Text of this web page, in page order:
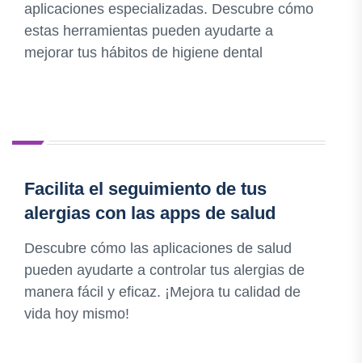
aplicaciones especializadas. Descubre cómo
estas herramientas pueden ayudarte a
mejorar tus hábitos de higiene dental
Facilita el seguimiento de tus
alergias con las apps de salud
Descubre cómo las aplicaciones de salud
pueden ayudarte a controlar tus alergias de
manera fácil y eficaz. ¡Mejora tu calidad de
vida hoy mismo!